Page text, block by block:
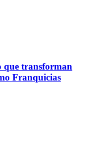
que transforman
Franquicias